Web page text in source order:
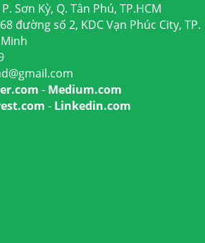
Sơn Kỳ, Q. Tân Phú, TP.HCM
đường số 2, KDC Vạn Phúc City, TP.
- Medium.com
- Linkedin.com